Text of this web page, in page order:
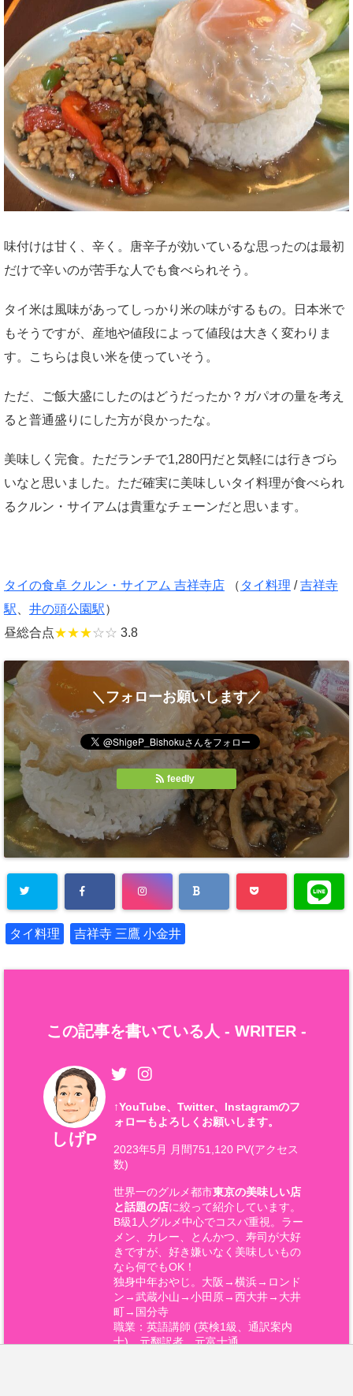
味付けは甘く、辛く。唐辛子が効いているな思ったのは最初
だけで辛いのが苦手な人でも食べられそう。
タイ米は風味があってしっかり米の味がするもの。日本米で
もそうですが、産地や値段によって値段は大きく変わりま
す。こちらは良い米を使っていそう。
ただ、ご飯大盛にしたのはどうだったか？ガパオの量を考え
ると普通盛りにした方が良かったな。
美味しく完食。ただランチで1,280円だと気軽には行きづら
いなと思いました。ただ確実に美味しいタイ料理が食べられ
るクルン・サイアムは貴重なチェーンだと思います。
タイの食卓 クルン・サイアム 吉祥寺店 （ タイ料理 /吉祥寺
駅
井の頭公園駅）
昼総合点★★★☆☆ 3.8
＼フォローお願いします／
feedly
タイ料理 吉祥寺 三鷹 小金井
この記事を書いている人 - WRITER -
しげP
↑YouTube、Twitter、Instagramのフ
ォローもよろしくお願いします。
2023年5月 月間751,120 PV(アクセス
数)
世界一のグルメ都市東京の美味しい店
と話題の店に絞って紹介しています。
B級1人グルメ中心でコスパ重視。ラー
メン、カレー、とんかつ、寿司が大好
きですが、好き嫌いなく美味しいもの
なら何でもOK！
独身中年おやじ。大阪→横浜→ロンド
ン→武蔵小山→小田原→西大井→大井
町→国分寺
職業：英語講師 (英検1級、通訳案内
士)、元翻訳者、元富士通